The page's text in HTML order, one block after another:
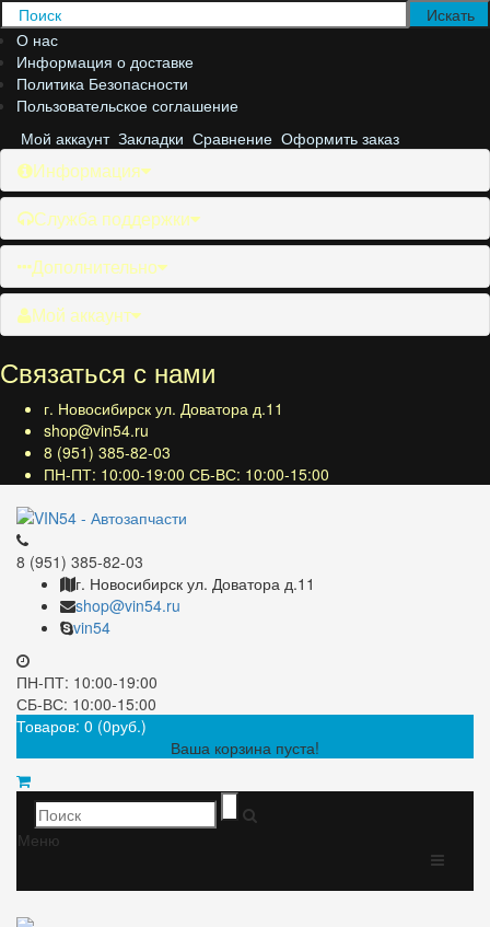
О нас
Информация о доставке
Политика Безопасности
Пользовательское соглашение
Мой аккаунт Закладки Сравнение Оформить заказ
Информация
Служба поддержки
Дополнительно
Мой аккаунт
Связаться с нами
г. Новосибирск ул. Доватора д.11
shop@vin54.ru
8 (951) 385-82-03
ПН-ПТ: 10:00-19:00 СБ-ВС: 10:00-15:00
8 (951) 385-82-03
г. Новосибирск ул. Доватора д.11
shop@vin54.ru
vin54
ПН-ПТ: 10:00-19:00
СБ-ВС: 10:00-15:00
Товаров: 0 (0руб.)
Ваша корзина пуста!
Меню